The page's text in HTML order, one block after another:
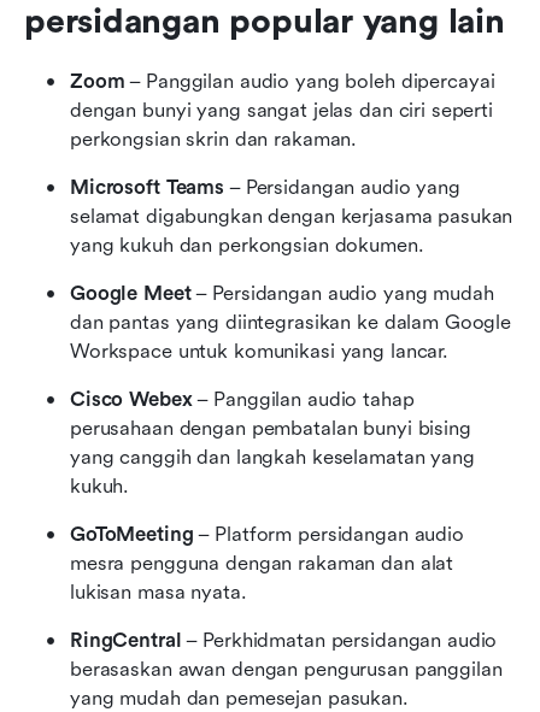
persidangan popular yang lain
Zoom – Panggilan audio yang boleh dipercayai
dengan bunyi yang sangat jelas dan ciri seperti
perkongsian skrin dan rakaman.
Microsoft Teams – Persidangan audio yang
selamat digabungkan dengan kerjasama pasukan
yang kukuh dan perkongsian dokumen.
Google Meet – Persidangan audio yang mudah
dan pantas yang diintegrasikan ke dalam Google
Workspace untuk komunikasi yang lancar.
Cisco Webex – Panggilan audio tahap
perusahaan dengan pembatalan bunyi bising
yang canggih dan langkah keselamatan yang
kukuh.
GoToMeeting – Platform persidangan audio
mesra pengguna dengan rakaman dan alat
lukisan masa nyata.
RingCentral – Perkhidmatan persidangan audio
berasaskan awan dengan pengurusan panggilan
yang mudah dan pemesejan pasukan.